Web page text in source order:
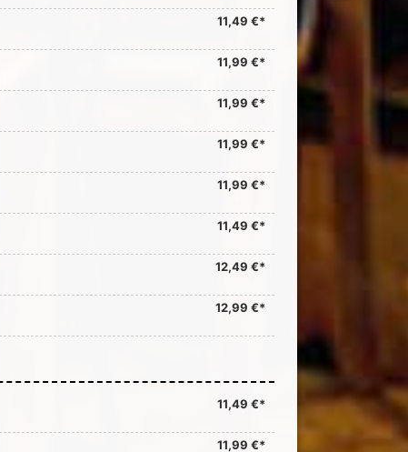
11,49 €*
11,99 €*
11,99 €*
11,99 €*
11,99 €*
11,49 €*
12,49 €*
12,99 €*
11,49 €*
11,99 €*